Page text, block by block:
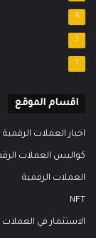
4
3
1
اقسام الموقع
اخبار العملات الرقمية
كواليس العملات
العملات الرقمية
NFT
الاستثمار في العملات